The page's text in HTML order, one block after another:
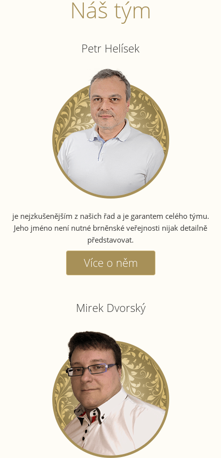
Náš tým
Petr Helísek
je nejzkušenějším z našich řad a je garantem celého týmu.
Jeho jméno není nutné brněnské veřejnosti nijak detailně
představovat.
Více o něm
Mirek Dvorský